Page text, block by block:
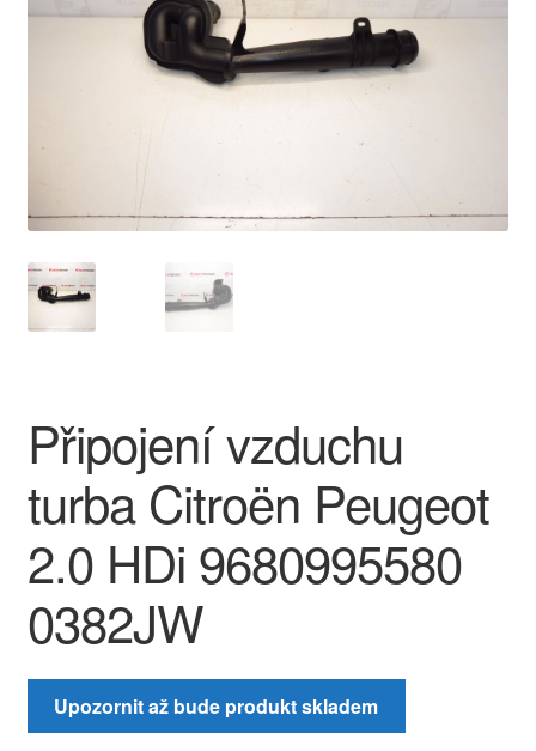
Můj účet
Obchodní podmínky
Ochrana osobních údajů
Platby
Reklamační řád
Vrakoviště Citroën
Připojení vzduchu
turba Citroën Peugeot
2.0 HDi 9680995580
0382JW
Upozornit až bude produkt skladem